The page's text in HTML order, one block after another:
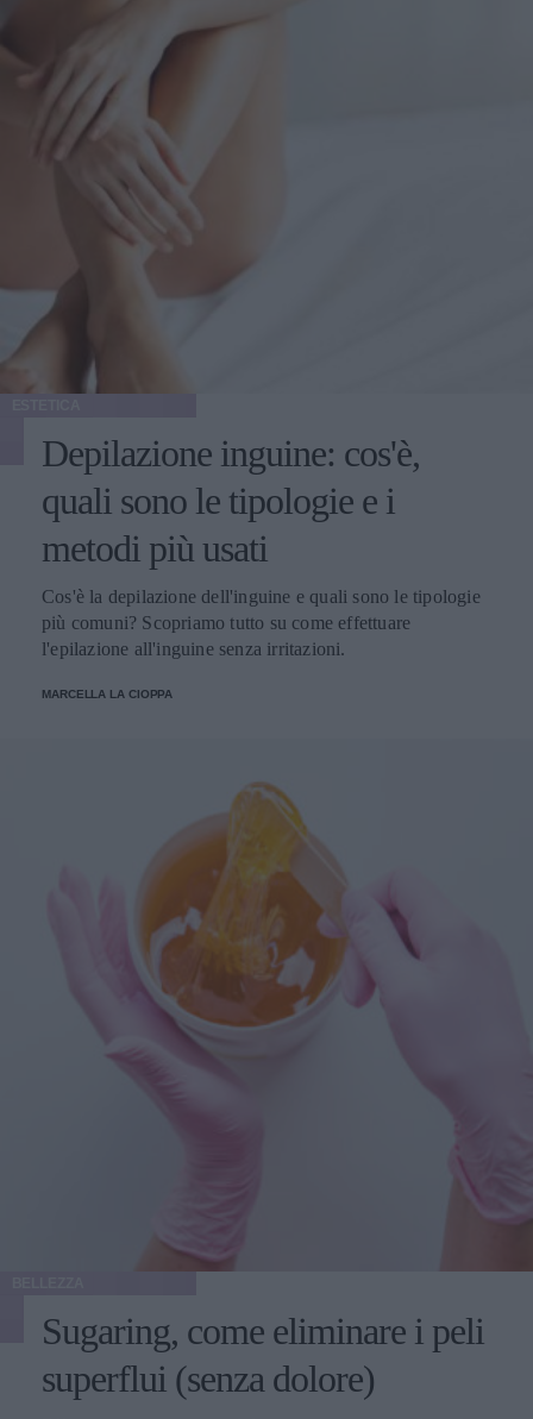
Depilazione inguine: cos'è,
quali sono le tipologie e i
metodi più usati
Cos'è la depilazione dell'inguine e quali sono le tipologie
più comuni? Scopriamo tutto su come effettuare
l'epilazione all'inguine senza irritazioni.
MARCELLA LA CIOPPA
Sugaring, come eliminare i peli
superflui (senza dolore)